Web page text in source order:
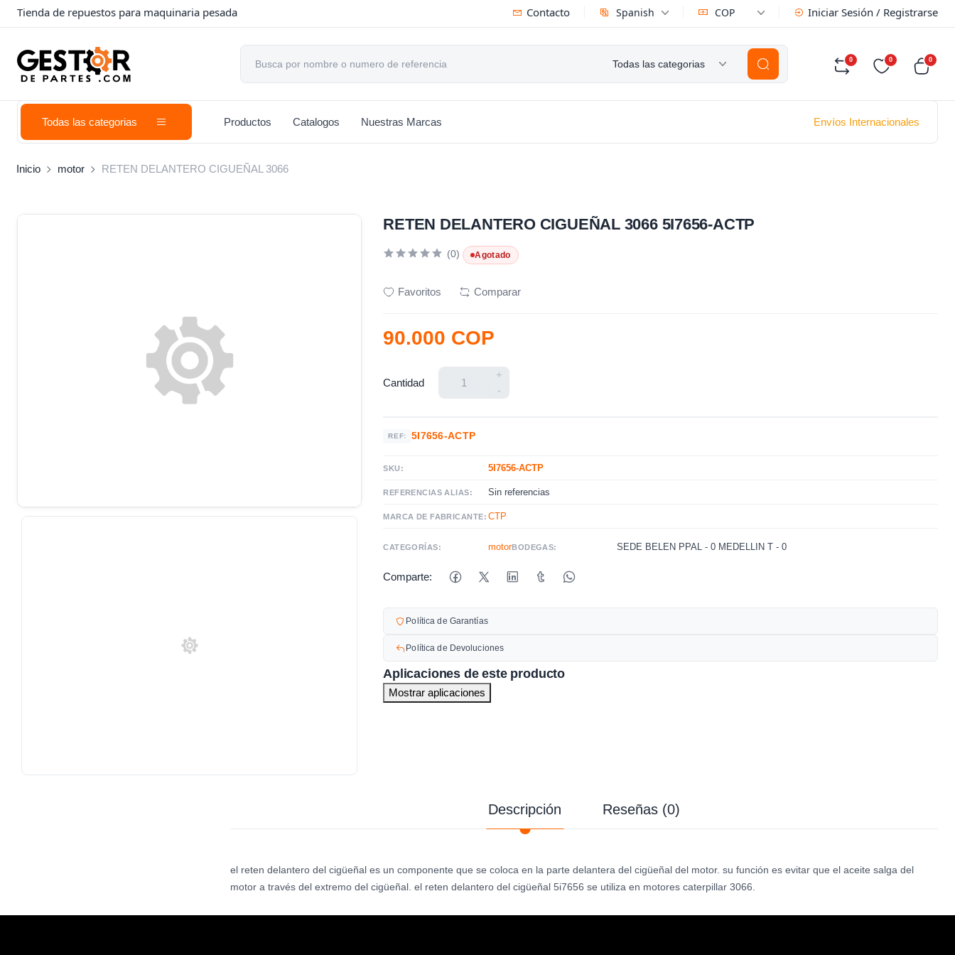
Tienda de repuestos para maquinaria pesada Contacto Spanish COP Iniciar Sesión / Registrarse
Todas las categorias 0 0 0
Todas las categorias Productos Catalogos Nuestras Marcas Envíos Internacionales
Inicio motor RETEN DELANTERO CIGUEÑAL 3066
RETEN DELANTERO CIGUEÑAL 3066 5I7656-ACTP
(0) Agotado
Favoritos Comparar
90.000 COP
Cantidad
+
-
REF: 5I7656-ACTP
SKU: 5I7656-ACTP
REFERENCIAS ALIAS: Sin referencias
MARCA DE FABRICANTE: CTP
CATEGORÍAS: motorBODEGAS: SEDE BELEN PPAL - 0 MEDELLIN T - 0
Comparte:
Política de Garantías
Política de Devoluciones
Aplicaciones de este producto
Mostrar aplicaciones
Descripción Reseñas (0)
el reten delantero del cigüeñal es un componente que se coloca en la parte delantera del cigüeñal del motor. su función es evitar que el aceite salga del
motor a través del extremo del cigüeñal. el reten delantero del cigüeñal 5i7656 se utiliza en motores caterpillar 3066.